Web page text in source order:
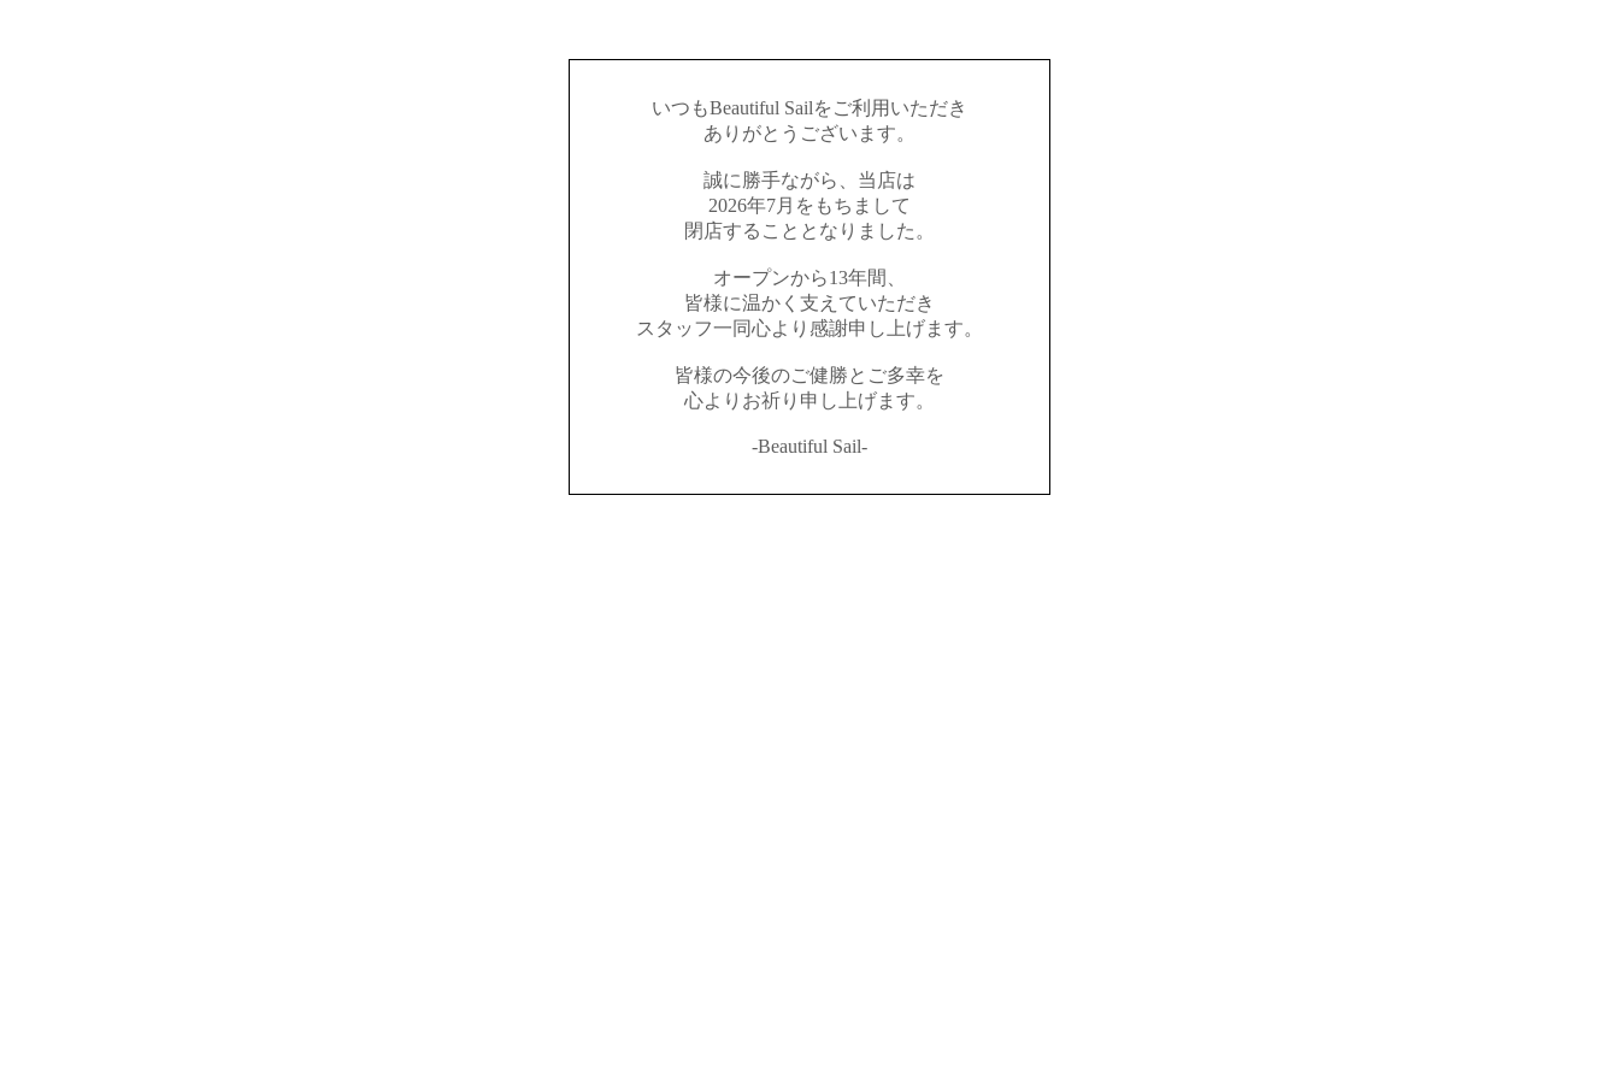
いつもBeautiful Sailをご利用いただき
ありがとうございます。
誠に勝手ながら、当店は
2026年7月をもちまして
閉店することとなりました。
オープンから13年間、
皆様に温かく支えていただき
スタッフ一同心より感謝申し上げます。
皆様の今後のご健勝とご多幸を
心よりお祈り申し上げます。
-Beautiful Sail-